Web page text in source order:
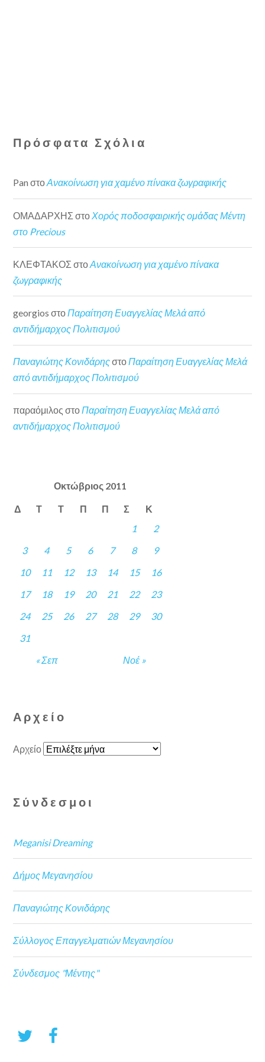
Πρόσφατα Σχόλια
Pan στοΑνακοίνωση για χαμένο πίνακα ζωγραφικής
ΟΜΑΔΑΡΧΗΣ στο Χορός ποδοσφαιρικής ομάδας Μέντη
στο Precious
ΚΛΕΦΤΑΚΟΣ στοΑνακοίνωση για χαμένο πίνακα
ζωγραφικής
georgios στοΠαραίτηση Ευαγγελίας Μελά από
αντιδήμαρχος Πολιτισμού
Παναγιώτης ΚονιδάρηςστοΠαραίτηση Ευαγγελίας Μελά
από αντιδήμαρχος Πολιτισμού
παραόμιλος στοΠαραίτηση Ευαγγελίας Μελά από
αντιδήμαρχος Πολιτισμού
Οκτώβριος 2011
Δ Τ Τ Π Π Σ Κ
« Σεπ Νοέ »
1
2
3
4 5 6 7 8
9
10
11 12 13 14 15
16
17
18 19 20 21 22
23
24
25 26 27 28 29
30
31
Αρχείο
Αρχείο
Σύνδεσμοι
Meganisi Dreaming
Δήμος Μεγανησίου
Παναγιώτης Κονιδάρης
Σύλλογος Επαγγελματιών Μεγανησίου
Σύνδεσμος "Μέντης"